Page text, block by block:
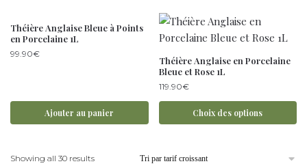
Théière Anglaise Bleue à Points
en Porcelaine 1L
99.90€
Ajouter au panier
Théière Anglaise en Porcelaine
Bleue et Rose 1L
119.90€
Choix des options
Showing all 30 results